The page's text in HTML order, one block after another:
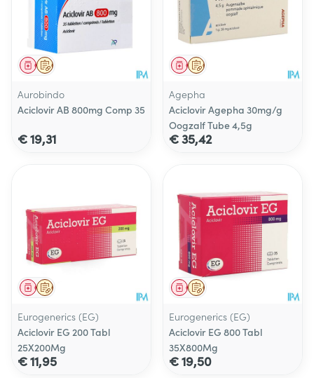
Op voorschrift
Geneesmiddel
Aurobindo
Aciclovir AB 800mg Comp 35
€ 19,31
Op voorschrift
Geneesmiddel
Agepha
Aciclovir Agepha 30mg/g
Oogzalf Tube 4,5g
€ 35,42
Op voorschrift
Geneesmiddel
Eurogenerics (EG)
Aciclovir EG 200 Tabl
25X200Mg
€ 11,95
Op voorschrift
Geneesmiddel
Eurogenerics (EG)
Aciclovir EG 800 Tabl
35X800Mg
€ 19,50